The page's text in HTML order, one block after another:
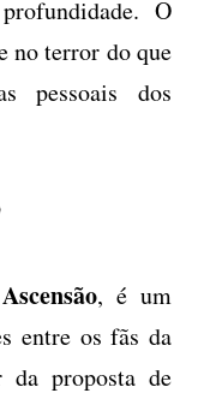
O
no terror do que
pessoais dos
, é um
entre os fãs da
da proposta de